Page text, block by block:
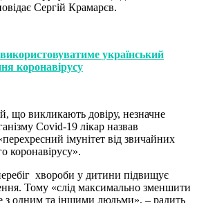
Сергій Крамарєв.
український
коронавірусу
що викликають довіру, незначне
Сovid-19 лікар назвав
імунітет від звичайних
коронавірусу».
хвороби у дитини підвищує
Тому «слід максимально зменшити
з одним та іншими людьми», – радить